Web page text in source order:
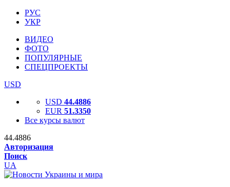
РУС
УКР
ВИДЕО
ФОТО
ПОПУЛЯРНЫЕ
СПЕЦПРОЕКТЫ
USD
USD 44.4886
EUR 51.3350
Все курсы валют
44.4886
Авторизация
Поиск
UA